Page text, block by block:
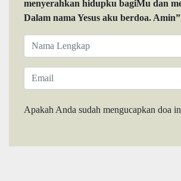
menyerahkan hidupku bagiMu dan
Dalam nama Yesus aku berdoa. Amin”
Apakah Anda sudah mengucapkan doa